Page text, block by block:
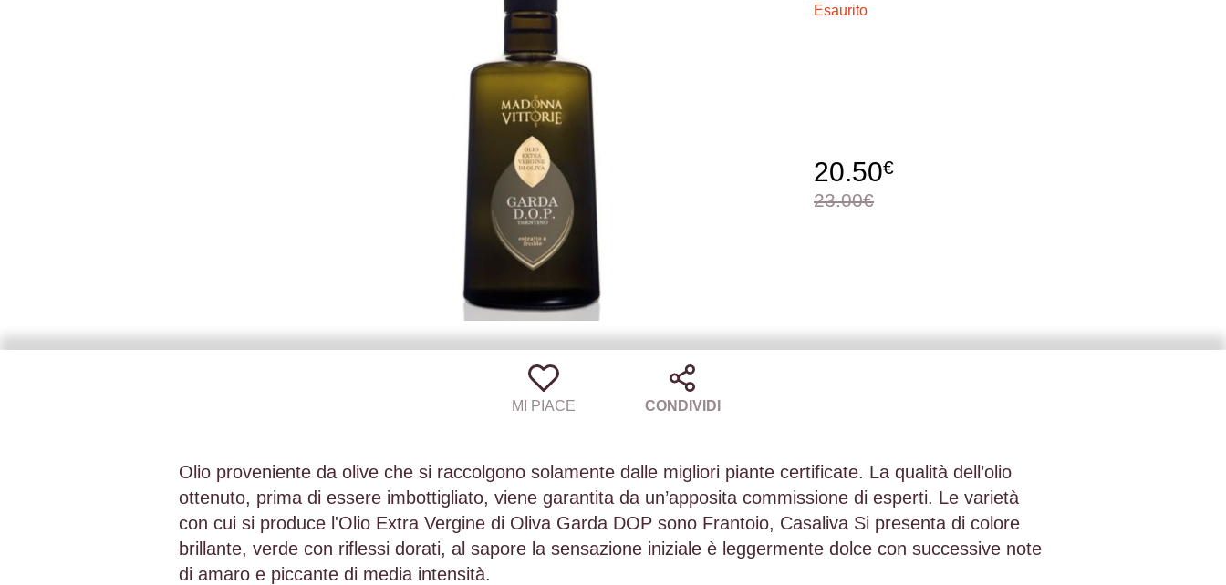
Esaurito
20.50€
23.00€
MI PIACE CONDIVIDI
Olio proveniente da olive che si raccolgono solamente dalle migliori piante certificate. La qualità dell’olio
ottenuto, prima di essere imbottigliato, viene garantita da un’apposita commissione di esperti. Le varietà
con cui si produce l'Olio Extra Vergine di Oliva Garda DOP sono Frantoio, Casaliva Si presenta di colore
brillante, verde con riflessi dorati, al sapore la sensazione iniziale è leggermente dolce con successive note
di amaro e piccante di media intensità.